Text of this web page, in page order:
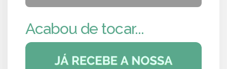
Acabou de tocar...